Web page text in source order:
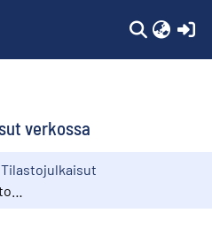
verkossa
Tilastojulkaisut